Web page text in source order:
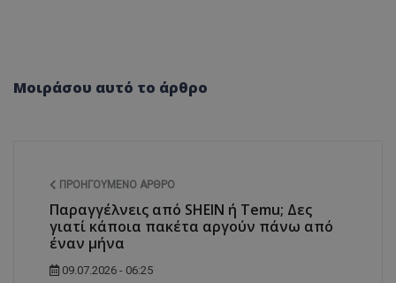
Μοιράσου αυτό το άρθρο
ΠΡΟΗΓΟΎΜΕΝΟ ΆΡΘΡΟ
Παραγγέλνεις από SHEIN ή Temu; Δες
γιατί κάποια πακέτα αργούν πάνω από
έναν μήνα
09.07.2026 - 06:25